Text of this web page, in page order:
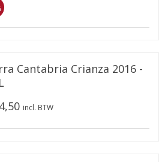
Cantabria Crianza 2016 -
incl. BTW